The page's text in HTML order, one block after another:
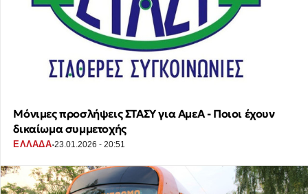
Μόνιμες προσλήψεις ΣΤΑΣΥ για ΑμεΑ - Ποιοι έχουν
δικαίωμα συμμετοχής
ΕΛΛΑΔΑ·23.01.2026 - 20:51